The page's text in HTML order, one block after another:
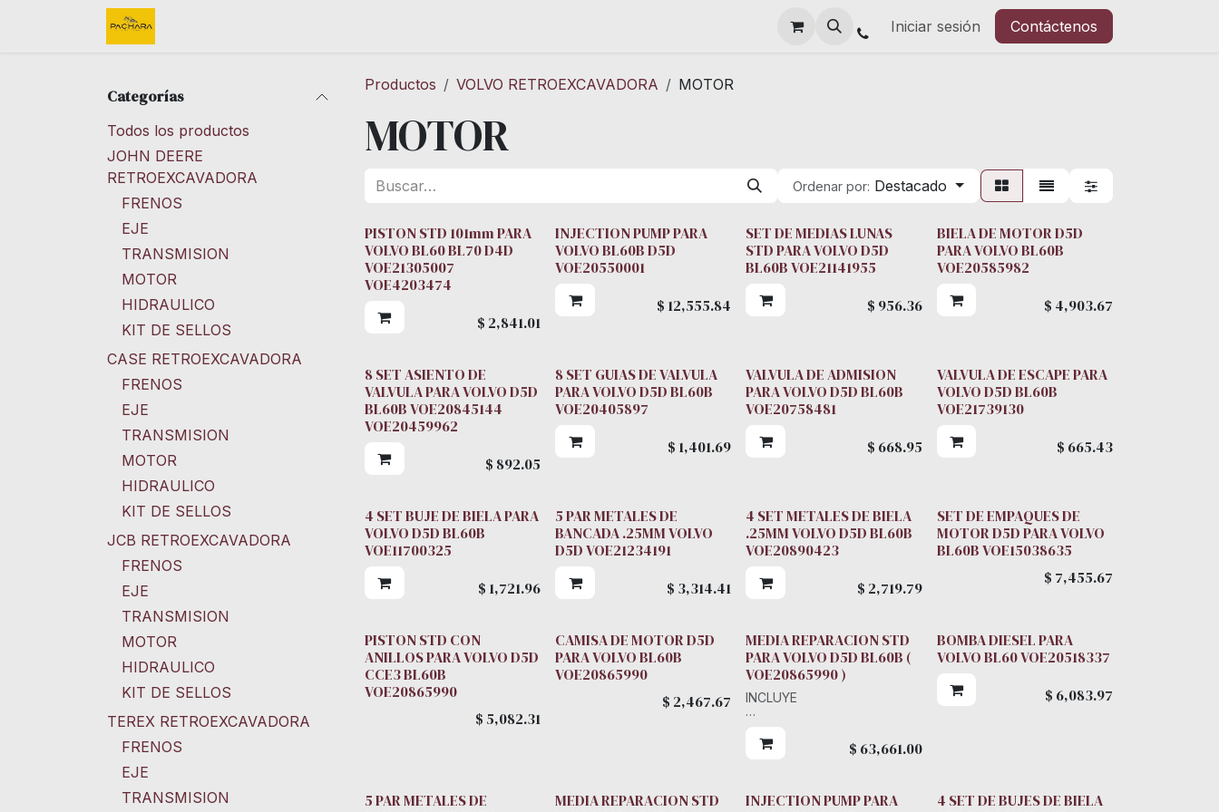
Iniciar sesión Contáctenos
Categorías
Todos los productos
JOHN DEERE
RETROEXCAVADORA
FRENOS
EJE
TRANSMISION
MOTOR
HIDRAULICO
KIT DE SELLOS
CASE RETROEXCAVADORA
FRENOS
EJE
TRANSMISION
MOTOR
HIDRAULICO
KIT DE SELLOS
JCB RETROEXCAVADORA
FRENOS
EJE
TRANSMISION
MOTOR
HIDRAULICO
KIT DE SELLOS
TEREX RETROEXCAVADORA
FRENOS
EJE
TRANSMISION
Productos VOLVO RETROEXCAVADORA MOTOR
MOTOR
Ordenar por: Destacado
PISTON STD 101mm PARA
VOLVO BL60 BL70 D4D
VOE21305007
VOE4203474
$ 2,841.01
INJECTION PUMP PARA
VOLVO BL60B D5D
VOE20550001
$ 12,555.84
SET DE MEDIAS LUNAS
STD PARA VOLVO D5D
BL60B VOE21141955
$ 956.36
BIELA DE MOTOR D5D
PARA VOLVO BL60B
VOE20585982
$ 4,903.67
8 SET ASIENTO DE
VALVULA PARA VOLVO D5D
BL60B VOE20845144
VOE20459962
$ 892.05
8 SET GUIAS DE VALVULA
PARA VOLVO D5D BL60B
VOE20405897
$ 1,401.69
VALVULA DE ADMISION
PARA VOLVO D5D BL60B
VOE20758481
$ 668.95
VALVULA DE ESCAPE PARA
VOLVO D5D BL60B
VOE21739130
$ 665.43
4 SET BUJE DE BIELA PARA
VOLVO D5D BL60B
VOE11700325
$ 1,721.96
5 PAR METALES DE
BANCADA .25MM VOLVO
D5D VOE21234191
$ 3,314.41
4 SET METALES DE BIELA
.25MM VOLVO D5D BL60B
VOE20890423
$ 2,719.79
SET DE EMPAQUES DE
MOTOR D5D PARA VOLVO
BL60B VOE15038635
$ 7,455.67
PISTON STD CON
ANILLOS PARA VOLVO D5D
CCE3 BL60B
VOE20865990
$ 5,082.31
CAMISA DE MOTOR D5D
PARA VOLVO BL60B
VOE20865990
$ 2,467.67
MEDIA REPARACION STD
PARA VOLVO D5D BL60B (
VOE20865990 )
INCLUYE
ANILLOS
CAMISAS
VALVULAS
KIT DE EMPAQUES
$ 63,661.00
BOMBA DIESEL PARA
VOLVO BL60 VOE20518337
$ 6,083.97
5 PAR METALES DE
MEDIA REPARACION STD
INJECTION PUMP PARA
4 SET DE BUJES DE BIELA